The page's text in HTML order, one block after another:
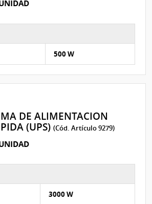
500 W
DE ALIMENTACION
(UPS)(Cód. Artículo 9279)
3000 W